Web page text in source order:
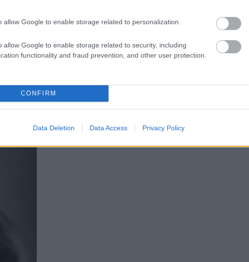
allow Google to enable storage related to personalization.
allow Google to enable storage related to security, including
functionality and fraud prevention, and other user protection.
CONFIRM
Data Deletion Data Access Privacy Policy
fogalmazott, hogy erős benne az elhagyatástól való félelem, mert
lett világhírű a Cheers című sorozatban, majd A dumagép című
színházban kezdett, 1981-ben a Broadwayn is bemutatkozott,
jött, amikor átvette Frasier Crane szerepét a Cheersben, ami később
magát a televízió nagy korszakába. A karakterért több díjat is
vitt nevetést.